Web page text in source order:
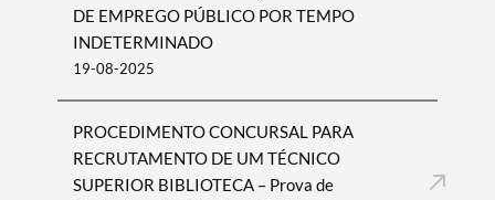
DE EMPREGO PÚBLICO POR TEMPO
INDETERMINADO
19-08-2025
PROCEDIMENTO CONCURSAL PARA
RECRUTAMENTO DE UM TÉCNICO
SUPERIOR BIBLIOTECA – Prova de